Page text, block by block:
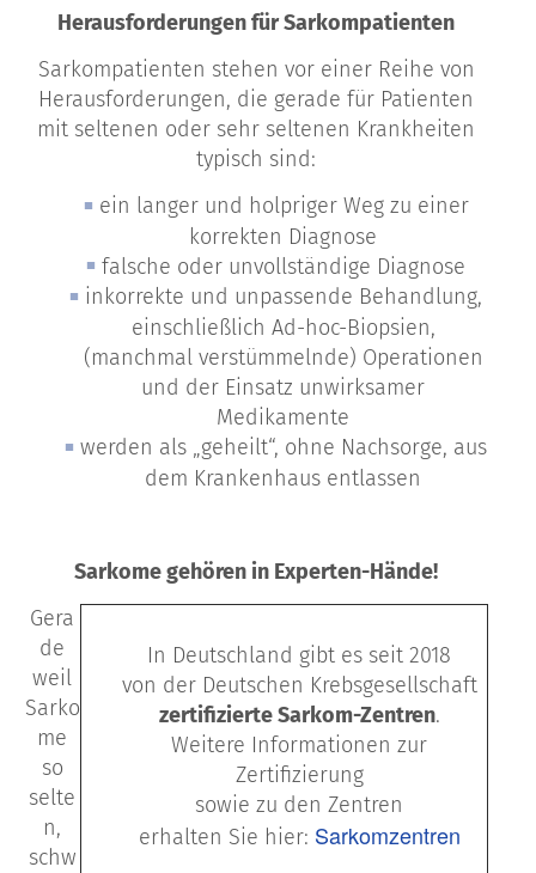
Herausforderungen für Sarkompatienten
Sarkompatienten stehen vor einer Reihe von
Herausforderungen, die gerade für Patienten
mit seltenen oder sehr seltenen Krankheiten
typisch sind:
ein langer und holpriger Weg zu einer
korrekten Diagnose
falsche oder unvollständige Diagnose
inkorrekte und unpassende Behandlung,
einschließlich Ad-hoc-Biopsien,
(manchmal verstümmelnde) Operationen
und der Einsatz unwirksamer
Medikamente
werden als „geheilt“, ohne Nachsorge, aus
dem Krankenhaus entlassen
Sarkome gehören in Experten-Hände!
In Deutschland gibt es seit 2018
von der Deutschen Krebsgesellschaft
zertifizierte Sarkom-Zentren.
Weitere Informationen zur
Zertifizierung
sowie zu den Zentren
erhalten Sie hier: Sarkomzentren
Gera
de
weil
Sarko
me
so
selte
n,
schw